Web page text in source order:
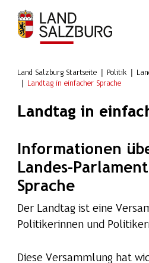
Zum Hauptinhalt springen
Land Salzburg Startseite Politik
Landtag in einfacher Sprache
Landtag in
Informationen
Landes-
Sprache
Der Landtag ist eine
Politikerinnen und
Diese Versammlung hat